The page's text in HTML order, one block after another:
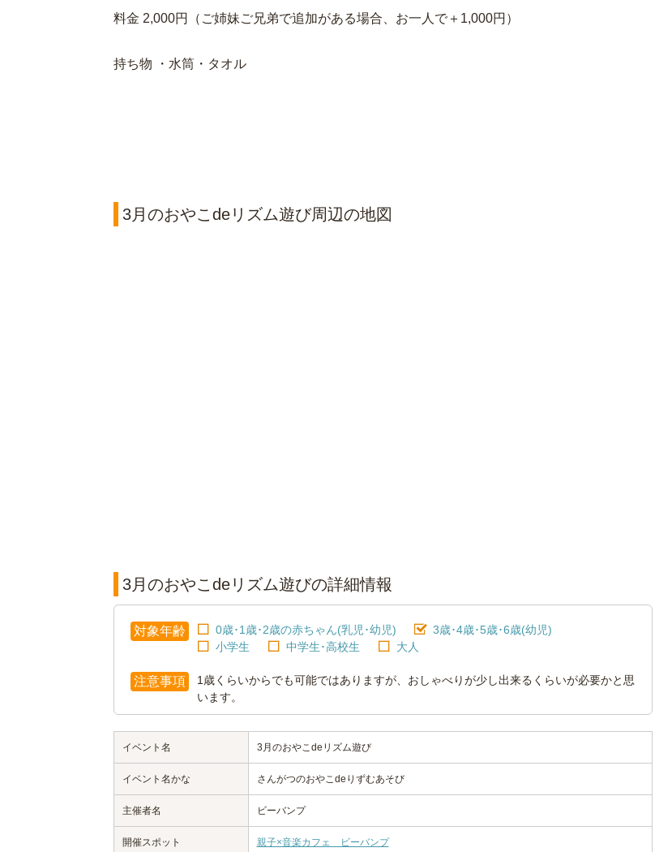
料金 2,000円（ご姉妹ご兄弟で追加がある場合、お一人で＋1,000円）
持ち物 ・水筒・タオル
3月のおやこdeリズム遊び周辺の地図
3月のおやこdeリズム遊びの詳細情報
対象年齢 0歳･1歳･2歳の赤ちゃん(乳児･幼児)
3歳･4歳･5歳･6歳(幼児)
小学生
中学生･高校生 大人
注意事項
1歳くらいからでも可能ではありますが、おしゃべりが少し出来るくらいが必要かと思
います。
イベント名 3月のおやこdeリズム遊び
イベント名かな さんがつのおやこdeりずむあそび
主催者名 ビーバンプ
開催スポット 親子×音楽カフェ ビーバンプ